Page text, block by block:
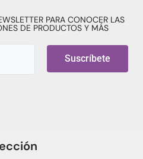
PARA CONOCER LAS
DE PRODUCTOS Y MÁS
Suscríbete